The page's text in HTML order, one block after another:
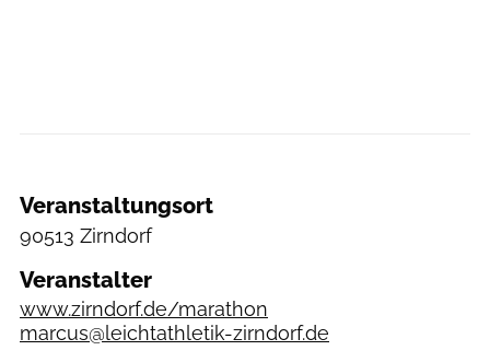
Veranstaltungsort
90513 Zirndorf
Veranstalter
www.zirndorf.de/marathon
marcus@leichtathletik-zirndorf.de